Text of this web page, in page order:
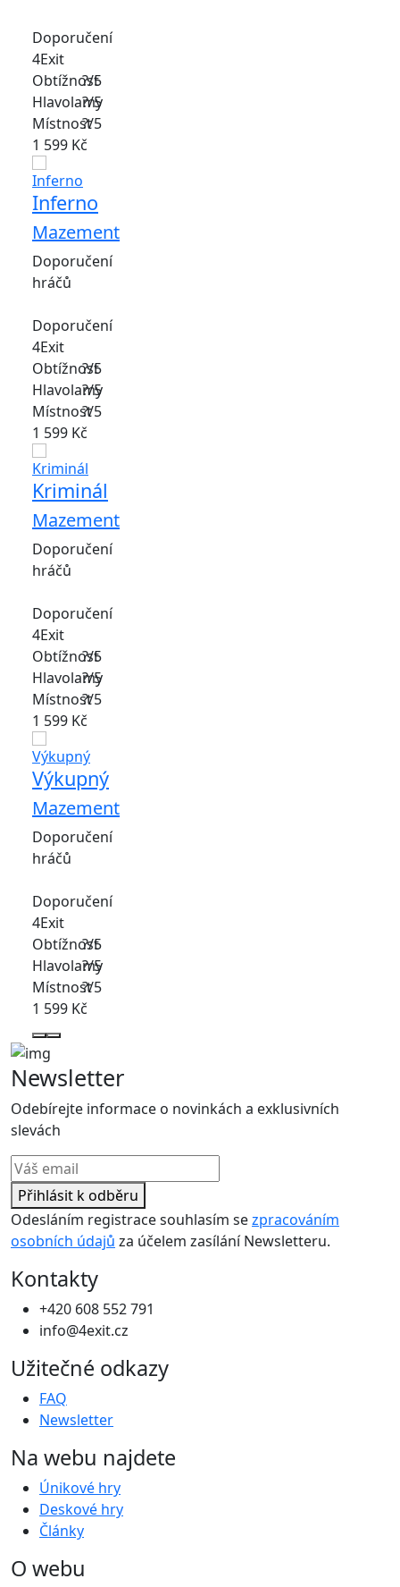
Doporučení
4Exit
Obtížnost
?/5
Hlavolamy
?/5
Místnost?/5
1 599 Kč
Inferno
Mazement
Doporučení
hráčů
Doporučení
4Exit
Obtížnost
?/5
Hlavolamy
?/5
Místnost?/5
1 599 Kč
Kriminál
Mazement
Doporučení
hráčů
Doporučení
4Exit
Obtížnost
?/5
Hlavolamy
?/5
Místnost?/5
1 599 Kč
Výkupný
Mazement
Doporučení
hráčů
Doporučení
4Exit
Obtížnost
?/5
Hlavolamy
?/5
Místnost?/5
1 599 Kč
Newsletter
Odebírejte informace o novinkách a exklusivních
slevách
Přihlásit k odběru
Odesláním registrace souhlasím sezpracováním
osobních údajů za účelem zasílání Newsletteru.
Kontakty
+420 608 552 791
info@4exit.cz
Užitečné odkazy
FAQ
Newsletter
Na webu najdete
Únikové hry
Deskové hry
Články
O webu